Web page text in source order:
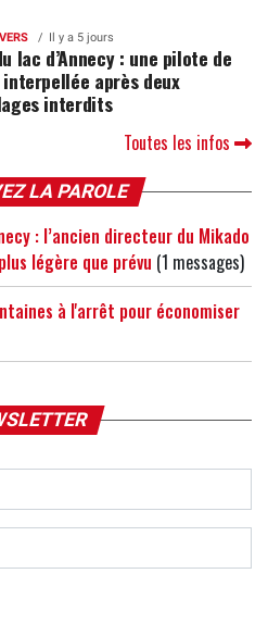
Il y a 5 jours
lac d’Annecy : une pilote de
après deux
interdits
Toutes les infos
LA PAROLE
: l’ancien directeur du Mikado
légère que prévu (1 messages)
à l'arrêt pour économiser